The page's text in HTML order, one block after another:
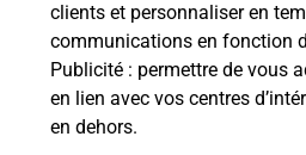
clients et personnaliser en
communications en fonction
Publicité : permettre de vous
en lien avec vos centres
en dehors.
Envoyer un colis